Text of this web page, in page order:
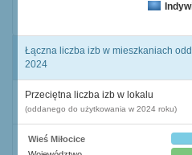
Łączna liczba izb w mieszkaniach
2024
Przeciętna liczba izb w lokalu
(oddanego do użytkowania w 2024 roku)
Wieś Miłocice